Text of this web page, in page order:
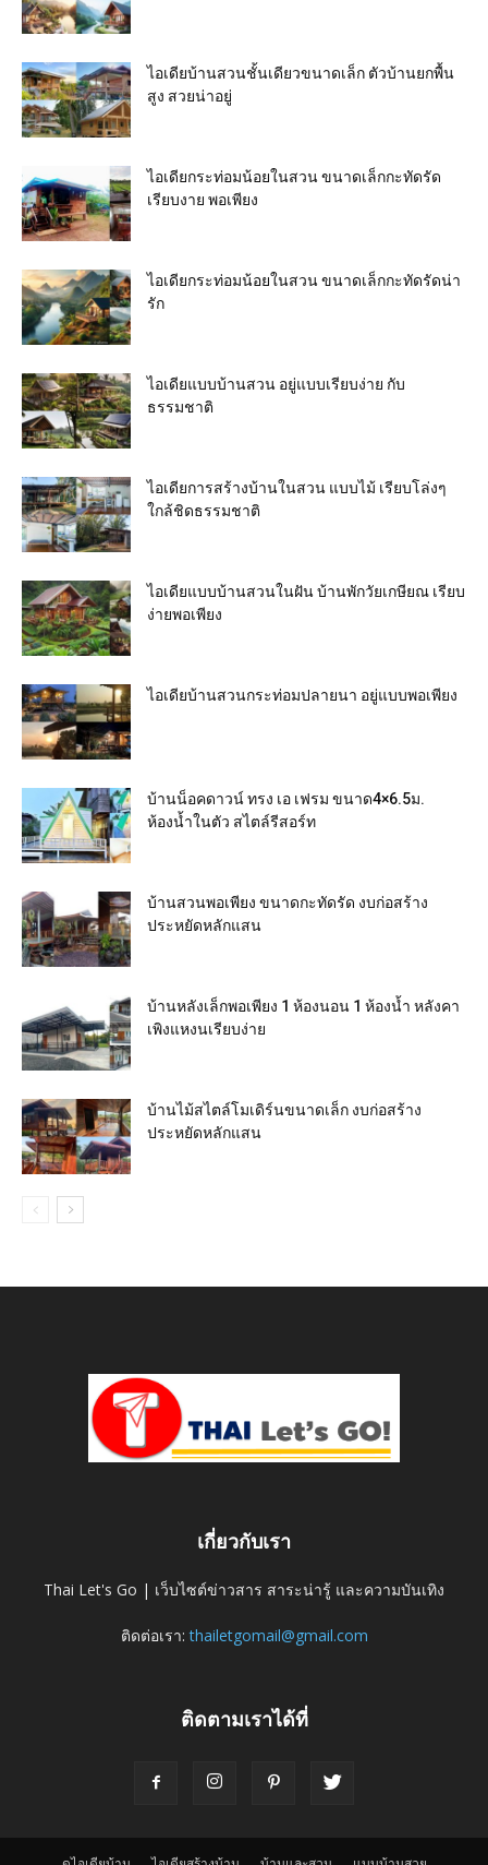
ไอเดียบ้านสวนชั้นเดียวขนาดเล็ก ตัวบ้านยกพื้น
สูง สวยน่าอยู่
ไอเดียกระท่อมน้อยในสวน ขนาดเล็กกะทัดรัด
เรียบงาย พอเพียง
ไอเดียกระท่อมน้อยในสวน ขนาดเล็กกะทัดรัดน่า
รัก
ไอเดียแบบบ้านสวน อยู่แบบเรียบง่าย กับ
ธรรมชาติ
ไอเดียการสร้างบ้านในสวน แบบไม้ เรียบโล่งๆ
ใกล้ชิดธรรมชาติ
ไอเดียแบบบ้านสวนในฝัน บ้านพักวัยเกษียณ เรียบ
ง่ายพอเพียง
ไอเดียบ้านสวนกระท่อมปลายนา อยู่แบบพอเพียง
บ้านน็อคดาวน์ ทรง เอ เฟรม ขนาด4×6.5ม.
ห้องน้ำในตัว สไตล์รีสอร์ท
บ้านสวนพอเพียง ขนาดกะทัดรัด งบก่อสร้าง
ประหยัดหลักแสน
บ้านหลังเล็กพอเพียง 1 ห้องนอน 1 ห้องน้ำ หลังคา
เพิงแหงนเรียบง่าย
บ้านไม้สไตล์โมเดิร์นขนาดเล็ก งบก่อสร้าง
ประหยัดหลักแสน
เกี่ยวกับเรา
Thai Let's Go | เว็บไซต์ข่าวสาร สาระน่ารู้ และความบันเทิง
ติดต่อเรา:thailetgomail@gmail.com
ติดตามเราได้ที่